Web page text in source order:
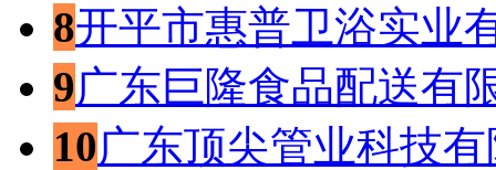
8开平市惠普卫浴实业
9广东巨隆食品配送有
10广东顶尖管业科技